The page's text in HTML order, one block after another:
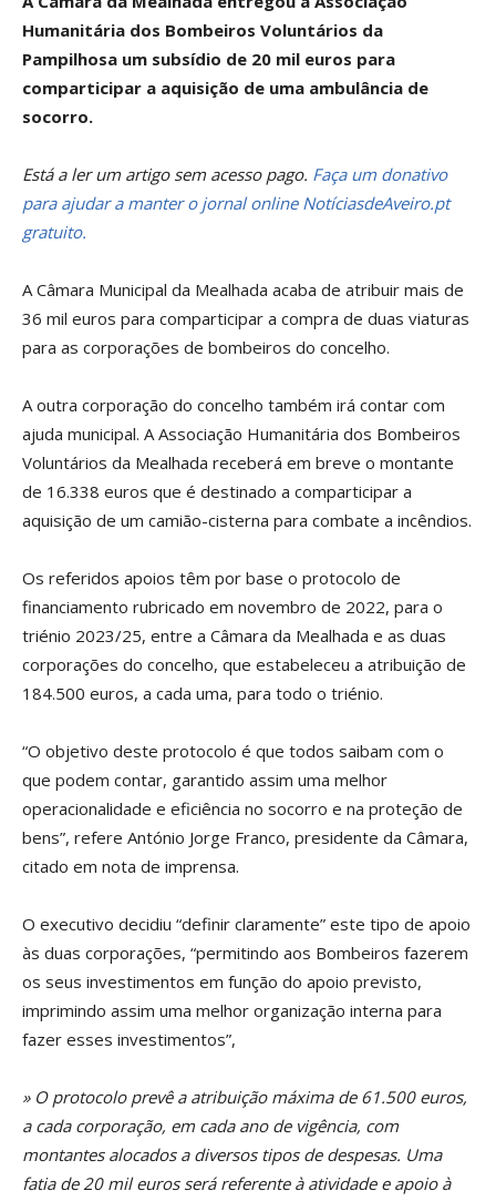
Humanitária dos Bombeiros Voluntários da
Pampilhosa um subsídio de 20 mil euros para
comparticipar a aquisição de uma ambulância de
socorro.
Está a ler um artigo sem acesso pago. Faça um donativo
para ajudar a manter o jornal online NotíciasdeAveiro.pt
gratuito.
A Câmara Municipal da Mealhada acaba de atribuir mais de
36 mil euros para comparticipar a compra de duas viaturas
para as corporações de bombeiros do concelho.
A outra corporação do concelho também irá contar com
ajuda municipal. A Associação Humanitária dos Bombeiros
Voluntários da Mealhada receberá em breve o montante
de 16.338 euros que é destinado a comparticipar a
aquisição de um camião-cisterna para combate a incêndios.
Os referidos apoios têm por base o protocolo de
financiamento rubricado em novembro de 2022, para o
triénio 2023/25, entre a Câmara da Mealhada e as duas
corporações do concelho, que estabeleceu a atribuição de
184.500 euros, a cada uma, para todo o triénio.
“O objetivo deste protocolo é que todos saibam com o
que podem contar, garantido assim uma melhor
operacionalidade e eficiência no socorro e na proteção de
bens”, refere António Jorge Franco, presidente da Câmara,
citado em nota de imprensa.
O executivo decidiu “definir claramente” este tipo de apoio
às duas corporações, “permitindo aos Bombeiros fazerem
os seus investimentos em função do apoio previsto,
imprimindo assim uma melhor organização interna para
fazer esses investimentos”,
» O protocolo prevê a atribuição máxima de 61.500 euros,
a cada corporação, em cada ano de vigência, com
montantes alocados a diversos tipos de despesas. Uma
fatia de 20 mil euros será referente à atividade e apoio à